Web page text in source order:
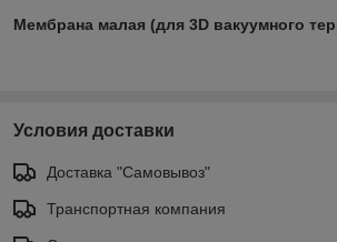
Мембрана малая (для 3D вакуумного
Условия доставки
Доставка "Самовывоз"
Транспортная компания